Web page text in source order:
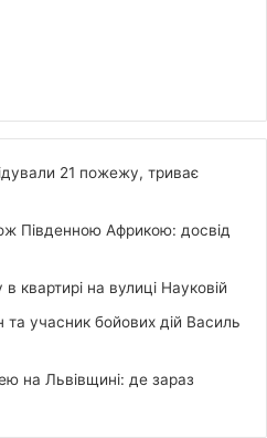
21 пожежу, триває
Південною Африкою: досвід
квартирі на вулиці Науковій
учасник бойових дій Василь
на Львівщині: де зараз